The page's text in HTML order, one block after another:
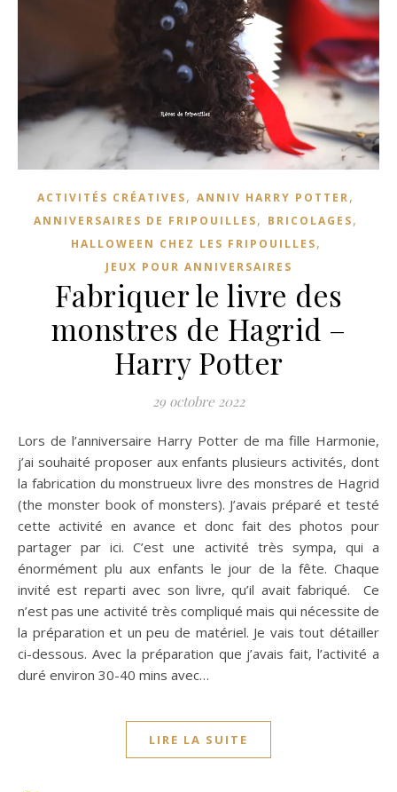
ACTIVITÉS CRÉATIVES, ANNIV HARRY POTTER,
ANNIVERSAIRES DE FRIPOUILLES, BRICOLAGES,
HALLOWEEN CHEZ LES FRIPOUILLES,
JEUX POUR ANNIVERSAIRES
Fabriquer le livre des
monstres de Hagrid –
Harry Potter
29 octobre 2022
Lors de l’anniversaire Harry Potter de ma fille Harmonie,
j’ai souhaité proposer aux enfants plusieurs activités, dont
la fabrication du monstrueux livre des monstres de Hagrid
(the monster book of monsters). J’avais préparé et testé
cette activité en avance et donc fait des photos pour
partager par ici. C’est une activité très sympa, qui a
énormément plu aux enfants le jour de la fête. Chaque
invité est reparti avec son livre, qu’il avait fabriqué. Ce
n’est pas une activité très compliqué mais qui nécessite de
la préparation et un peu de matériel. Je vais tout détailler
ci-dessous. Avec la préparation que j’avais fait, l’activité a
duré environ 30-40 mins avec…
LIRE LA SUITE